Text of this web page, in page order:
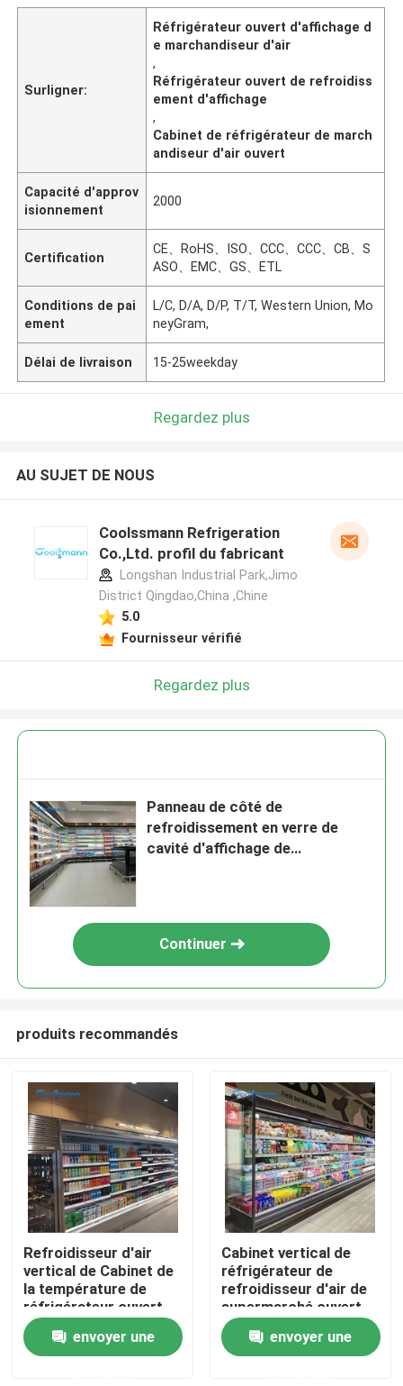
Maison
Produits
Surligner:
Réfrigérateur ouvert d'affichage d
e marchandiseur d'air
,
Réfrigérateur ouvert de refroidiss
ement d'affichage
,
Cabinet de réfrigérateur de march
andiseur d'air ouvert
Capacité d'approv
isionnement
2000
Certification
CE、RoHS、ISO、CCC、CCC、CB、S
ASO、EMC、GS、ETL
Conditions de pai
ement
L/C, D/A, D/P, T/T, Western Union, Mo
neyGram,
Délai de livraison 15-25weekday
Regardez plus
AU SUJET DE NOUS
Coolssmann Refrigeration
Co.,Ltd. profil du fabricant
Longshan Industrial Park,Jimo
District Qingdao,China ,Chine
5.0
Fournisseur vérifié
Regardez plus
Panneau de côté de
refroidissement en verre de
cavité d'affichage de
Continuer
produits recommandés
Refroidisseur d'air
vertical de Cabinet de
la température de
réfrigérateur ouvert
simple d'affichage
envoyer une
Cabinet vertical de
réfrigérateur de
refroidisseur d'air de
supermarché ouvert
de niveau multi de
refroidisseur
d'affichage
envoyer une